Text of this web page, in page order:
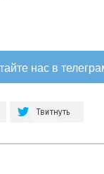
нас в